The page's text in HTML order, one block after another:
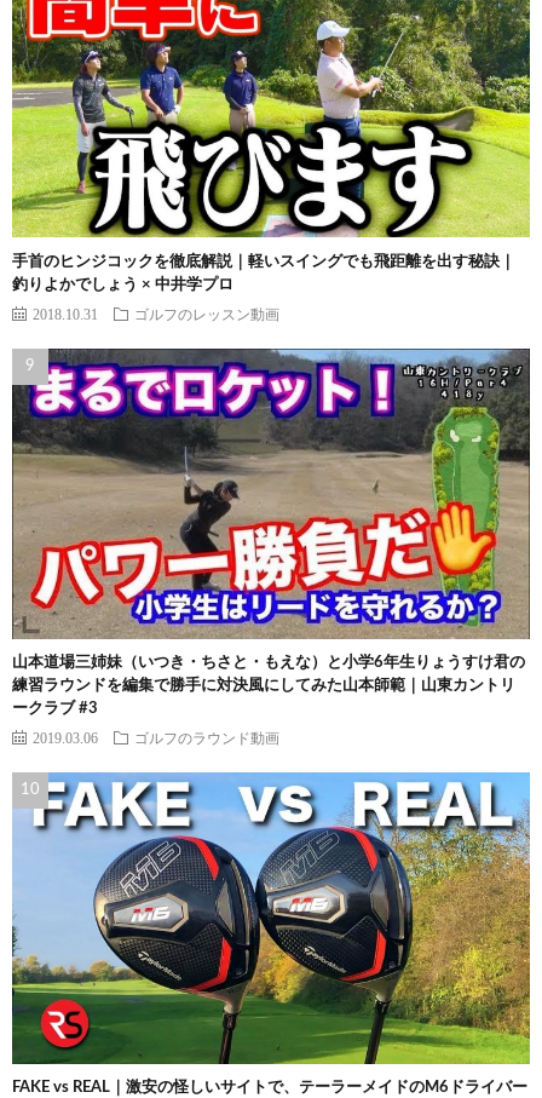
手首のヒンジコックを徹底解説｜軽いスイングでも飛距離を出す秘訣｜
釣りよかでしょう × 中井学プロ
2018.10.31 ゴルフのレッスン動画
山本道場三姉妹（いつき・ちさと・もえな）と小学6年生りょうすけ君の
練習ラウンドを編集で勝手に対決風にしてみた山本師範｜山東カントリ
ークラブ #3
2019.03.06 ゴルフのラウンド動画
FAKE vs REAL｜激安の怪しいサイトで、テーラーメイドのM6ドライバー